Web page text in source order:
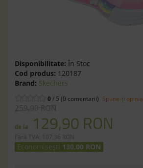
Disponibilitate: În Stoc
Cod produs: 120187
Brand: Skechers
0/ 5 (0 comentarii) Spune-ţi opinia
259,90 RON
de la 129,90 RON
Fără TVA: 107,36 RON
Economisești 130,00 RON